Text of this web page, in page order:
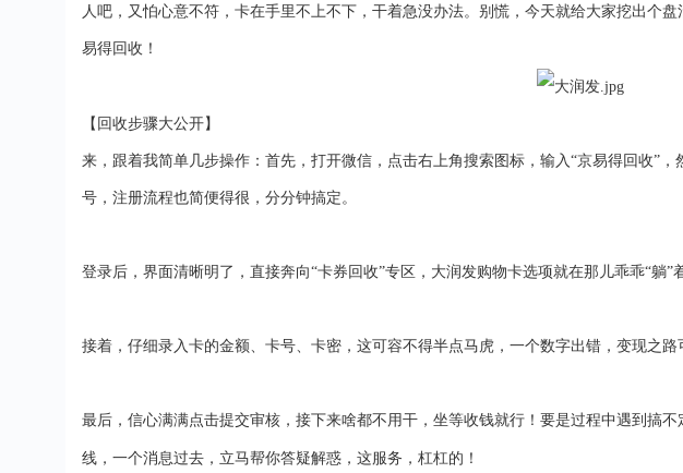
人吧，又怕心意不符，卡在手里不上不下，干着急没办法。别慌，今天就给大家挖出个
易得回收 ！
【回收步骤大公开】
来，跟着我简单几步操作：首先，打开微信，点击右上角搜索图标，输入“京易得回收”，
号，注册流程也简便得很，分分钟搞定。
登录后，界面清晰明了，直接奔向“卡券回收”专区，大润发购物卡选项就在那儿乖乖“躺”
接着，仔细录入卡的金额、卡号、卡密，这可容不得半点马虎，一个数字出错，变现之路
最后，信心满满点击提交审核，接下来啥都不用干，坐等收钱就行！要是过程中遇到搞不
线，一个消息过去，立马帮你答疑解惑，这服务，杠杠的！